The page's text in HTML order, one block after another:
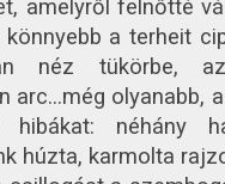
amelyről felnőtté
a terheit
néz tükörbe,
arc...még olyanabb,
néhány
húzta, karmolta